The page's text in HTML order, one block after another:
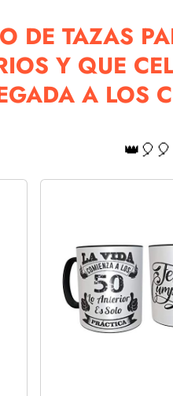
DE TAZAS
Y QUE
A LOS
👑🎈🎈